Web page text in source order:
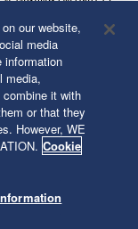
our website,
media
information
media,
it with
or that they
However, WE
Cookie